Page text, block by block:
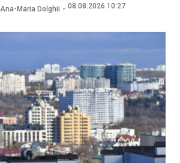
Ana-Maria Dolghii 08.08.2026 10:27